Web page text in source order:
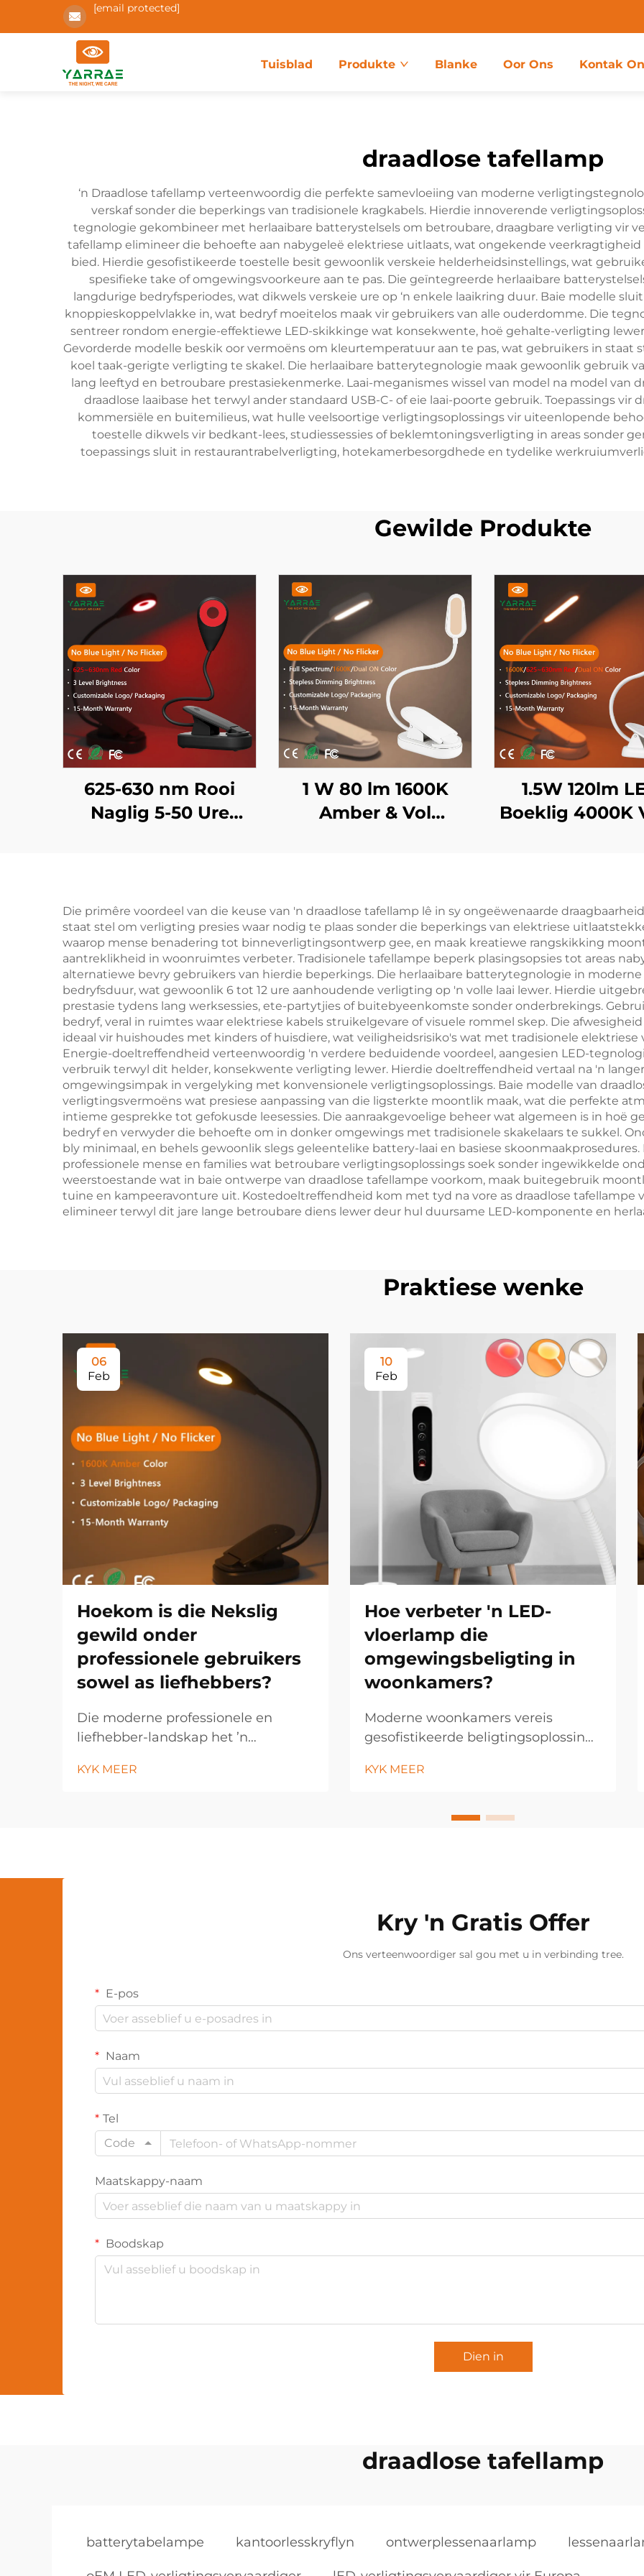
[email protected]
Tuisblad Produkte Blanke Oor Ons Kontak
draadlose tafellamp
‘n Draadlose tafellamp verteenwoordig die perfekte samevloeiing van moderne
verskaf sonder die beperkings van tradisionele kragkabels. Hierdie innoverende
tegnologie gekombineer met herlaaibare batterystelsels om betroubare, draagbare verligting vir
tafellamp elimineer die behoefte aan nabygeleë elektriese uitlaats, wat ongekende
bied. Hierdie gesofistikeerde toestelle besit gewoonlik verskeie helderheidsinstellings, wat
spesifieke take of omgewingsvoorkeure aan te pas. Die geïntegreerde herlaaibare
langdurige bedryfsperiodes, wat dikwels verskeie ure op ‘n enkele laaikring duur. Baie modelle
knoppieskoppelvlakke in, wat bedryf moeitelos maak vir gebruikers van alle ouderdomme. Die
sentreer rondom energie-effektiewe LED-skikkinge wat konsekwente, hoë gehalte-verligting
Gevorderde modelle beskik oor vermoëns om kleurtemperatuur aan te pas, wat gebruikers in
koel taak-gerigte verligting te skakel. Die herlaaibare batterytegnologie maak gewoonlik gebruik
lang leeftyd en betroubare prestasiekenmerke. Laai-meganismes wissel van model na model van
draadlose laaibase het terwyl ander standaard USB-C- of eie laai-poorte gebruik. Toepassings vir
kommersiële en buitemilieus, wat hulle veelsoortige verligtingsoplossings vir uiteenlopende
toestelle dikwels vir bedkant-lees, studiessessies of beklemtoningsverligting in areas sonder
toepassings sluit in restaurantrabelverligting, hotekamerbesorgdhede en tydelike
Gewilde Produkte
625-630 nm Rooi
Naglig 5-50 Ure
Uur USB Herlaai
1 W 80 lm 1600K
Amber & Vol
Boeklig
1.5W 120lm
Boeklig 4000K
Boeklig
Die primêre voordeel van die keuse van 'n draadlose tafellamp lê in sy ongeëwenaarde
staat stel om verligting presies waar nodig te plaas sonder die beperkings van elektriese
waarop mense benadering tot binneverligtingsontwerp gee, en maak kreatiewe rangskikking
aantreklikheid in woonruimtes verbeter. Tradisionele tafellampe beperk plasingsopsies tot areas
alternatiewe bevry gebruikers van hierdie beperkings. Die herlaaibare batterytegnologie in
bedryfsduur, wat gewoonlik 6 tot 12 ure aanhoudende verligting op 'n volle laai lewer. Hierdie
prestasie tydens lang werksessies, ete-partytjies of buitebyeenkomste sonder onderbrekings.
bedryf, veral in ruimtes waar elektriese kabels struikelgevare of visuele rommel skep. Die
ideaal vir huishoudes met kinders of huisdiere, wat veiligheidsrisiko's wat met tradisionele
Energie-doeltreffendheid verteenwoordig 'n verdere beduidende voordeel, aangesien LED-
verbruik terwyl dit helder, konsekwente verligting lewer. Hierdie doeltreffendheid vertaal na 'n
omgewingsimpak in vergelyking met konvensionele verligtingsoplossings. Baie modelle van
verligtingsvermoëns wat presiese aanpassing van die ligsterkte moontlik maak, wat die perfekte
intieme gesprekke tot gefokusde leesessies. Die aanraakgevoelige beheer wat algemeen is in hoë
bedryf en verwyder die behoefte om in donker omgewings met tradisionele skakelaars te sukkel.
bly minimaal, en behels gewoonlik slegs geleentelike battery-laai en basiese
professionele mense en families wat betroubare verligtingsoplossings soek sonder ingewikkelde
weerstoestande wat in baie ontwerpe van draadlose tafellampe voorkom, maak buitegebruik
tuine en kampeeravonture uit. Kostedoeltreffendheid kom met tyd na vore as draadlose
elimineer terwyl dit jare lange betroubare diens lewer deur hul duursame LED-komponente en
Praktiese wenke
06
Feb
Hoekom is die Nekslig
gewild onder
professionele gebruikers
sowel as liefhebbers?
Die moderne professionele en
liefhebber-landskap het ’n
vry verligtingsoplossings beleef, met
KYK MEER
10
Feb
Hoe verbeter 'n LED-
vloerlamp die
omgewingsbeligting in
woonkamers?
Moderne woonkamers vereis
gesofistikeerde beligtingsoplossings
estetiese aantreklikheid verbeter. 'n
veelsoortige beligtingsinrigting wat
KYK MEER
Kry 'n Gratis Offer
Ons verteenwoordiger sal gou met u in verbinding tree.
E-pos
Naam
Tel
Code
Maatskappy-naam
Boodskap
Dien in
draadlose tafellamp
batterytabelampe kantoorlesskryflyn ontwerplessenaarlamp